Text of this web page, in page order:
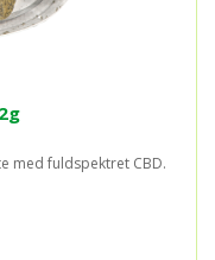
med fuldspektret CBD.